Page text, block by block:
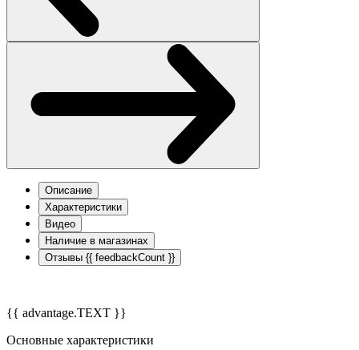
Описание
Характеристики
Видео
Наличие в магазинах
Отзывы {{ feedbackCount }}
{{ advantage.TEXT }}
Основные характеристики